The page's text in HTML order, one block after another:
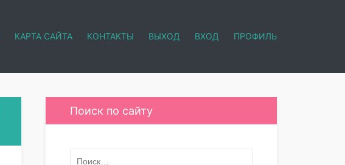
КАРТА САЙТА КОНТАКТЫ ВЫХОД ВХОД ПРОФИЛЬ
Поиск по сайту